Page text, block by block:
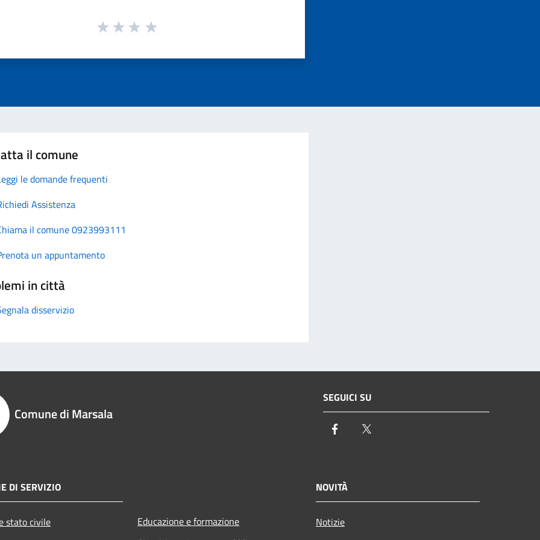
il comune
le domande frequenti
Assistenza
il comune 0923993111
un appuntamento
in città
disservizio
Comune di Marsala
SEGUICI SU
Facebook
DI SERVIZIO
stato civile
Educazione e formazione
NOVITÀ
Notizie